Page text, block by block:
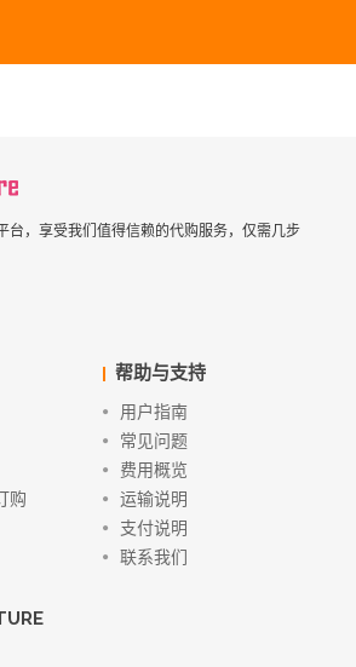
台，享受我们值得信赖的代购服务，仅需几步
购
帮助与支持
用户指南
常见问题
费用概览
运输说明
支付说明
联系我们